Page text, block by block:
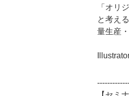
「オリ
と考え
量生産